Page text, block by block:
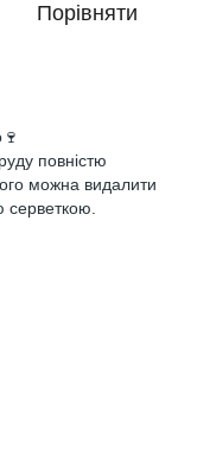
Порівняти
повністю
можна видалити